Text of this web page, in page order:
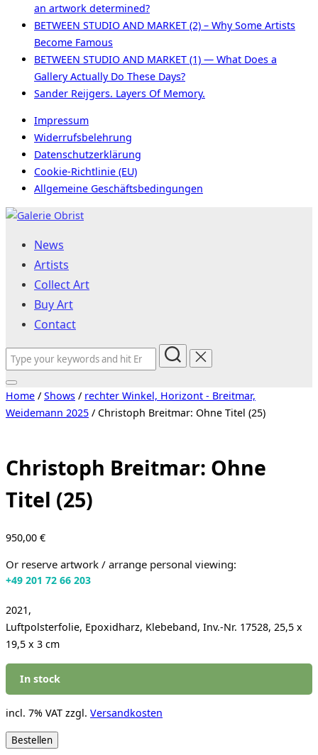
an artwork determined?
BETWEEN STUDIO AND MARKET (2) – Why Some Artists
Become Famous
BETWEEN STUDIO AND MARKET (1) — What Does a
Gallery Actually Do These Days?
Sander Reijgers. Layers Of Memory.
Impressum
Widerrufsbelehrung
Datenschutzerklärung
Cookie-Richtlinie (EU)
Allgemeine Geschäftsbedingungen
Skip
contentNews
Artists
Collect Art
Buy Art
Contact
Search
for:
Toggle
sidebar
&
Home / Shows / rechter Winkel, Horizont - Breitmar,
Weidemann 2025 / Christoph Breitmar: Ohne Titel (25)
Christoph Breitmar: Ohne
Titel (25)
950,00 €
Or reserve artwork / arrange personal viewing:
+49 201 72 66 203
2021,
Luftpolsterfolie, Epoxidharz, Klebeband, Inv.-Nr. 17528, 25,5 x
19,5 x 3 cm
In stock
incl. 7% VAT zzgl. Versandkosten
Christoph
Bestellen